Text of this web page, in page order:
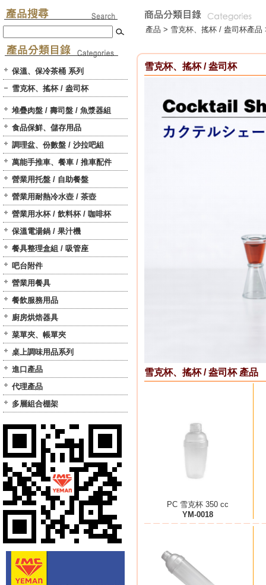
保溫、保冷茶桶 系列
雪克杯、搖杯 / 盎司杯
堆疊肉盤 / 壽司盤 / 魚漿器組
食品保鮮、儲存用品
調理盆、份數盤 / 沙拉吧組
萬能手推車、餐車 / 推車配件
營業用托盤 / 自助餐盤
營業用耐熱冷水壺 / 茶壺
營業用水杯 / 飲料杯 / 咖啡杯
保溫電湯鍋 / 果汁機
餐具整理盒組 / 吸管座
吧台附件
營業用餐具
餐飲服務用品
廚房烘焙器具
菜單夾、帳單夾
桌上調味用品系列
進口產品
代理產品
多層組合棚架
產品 > 雪克杯、搖杯 / 盎司杯產品
雪克杯、搖杯 / 盎司杯
雪克杯、搖杯 / 盎司杯 產品
PC 雪克杯 350 cc
YM-0018